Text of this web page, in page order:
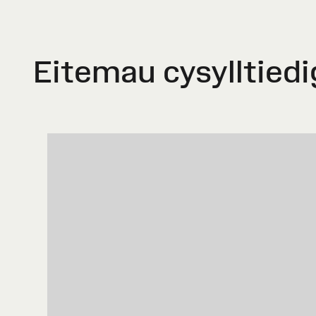
Eitemau